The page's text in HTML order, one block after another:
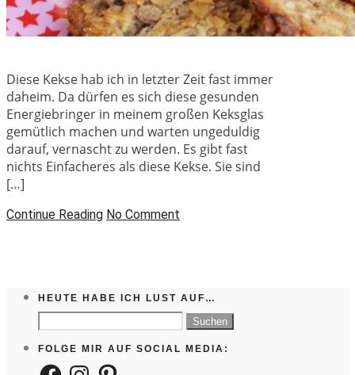
Diese Kekse hab ich in letzter Zeit fast immer
daheim. Da dürfen es sich diese gesunden
Energiebringer in meinem großen Keksglas
gemütlich machen und warten ungeduldig
darauf, vernascht zu werden. Es gibt fast
nichts Einfacheres als diese Kekse. Sie sind
[…]
Continue Reading No Comment
HEUTE HABE ICH LUST AUF…
Suchen
nach:
FOLGE MIR AUF SOCIAL MEDIA:
FacebookInstagramPinterest